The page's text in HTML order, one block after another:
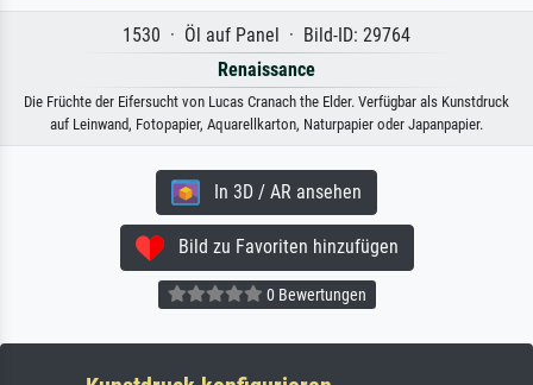
1530 · Öl auf Panel · Bild-ID: 29764
Renaissance
Die Früchte der Eifersucht von Lucas Cranach the Elder. Verfügbar als Kunstdruck
auf Leinwand, Fotopapier, Aquarellkarton, Naturpapier oder Japanpapier.
In 3D / AR ansehen
Bild zu Favoriten hinzufügen
0 Bewertungen